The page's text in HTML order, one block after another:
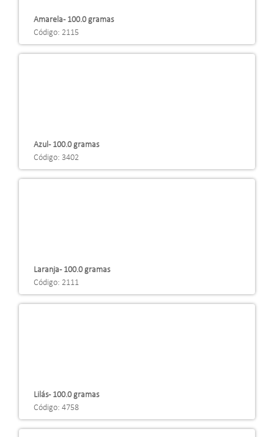
Amarela - 100.0 gramas
Código: 2115
Azul - 100.0 gramas
Código: 3402
Laranja - 100.0 gramas
Código: 2111
Lilás - 100.0 gramas
Código: 4758